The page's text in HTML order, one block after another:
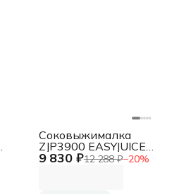
9 830 ₽12 288 ₽−20%
Соковыжималка
ZJP3900 EASYJUICE
BLACK/SILVER